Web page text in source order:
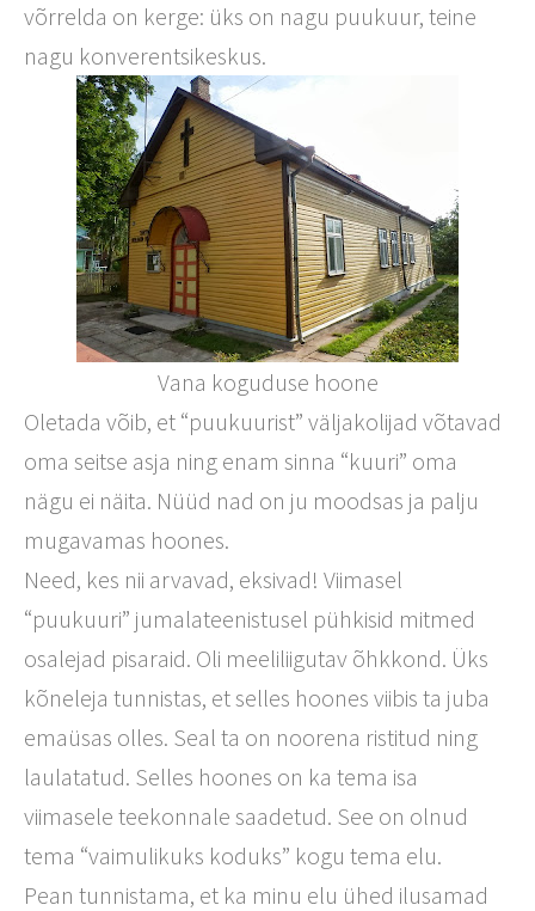
võrrelda on kerge: üks on nagu puukuur, teine
nagu konverentsikeskus.
Vana koguduse hoone
Oletada võib, et “puukuurist” väljakolijad võtavad
oma seitse asja ning enam sinna “kuuri” oma
nägu ei näita. Nüüd nad on ju moodsas ja palju
mugavamas hoones.
Need, kes nii arvavad, eksivad! Viimasel
“puukuuri” jumalateenistusel pühkisid mitmed
osalejad pisaraid. Oli meeliliigutav õhkkond. Üks
kõneleja tunnistas, et selles hoones viibis ta juba
emaüsas olles. Seal ta on noorena ristitud ning
laulatatud. Selles hoones on ka tema isa
viimasele teekonnale saadetud. See on olnud
tema “vaimulikuks koduks” kogu tema elu.
Pean tunnistama, et ka minu elu ühed ilusamad